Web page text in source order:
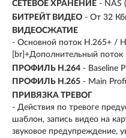
СЕТЕВОЕ ХРАНЕНИЕ - NAS
БИТРЕЙТ ВИДЕО - От 32
ВИДЕОСЖАТИЕ
- Основной поток H.265+ /
[br]+Дополнительный
ПРОФИЛЬ H.264 - Baseline
ПРОФИЛЬ H.265 - Main
ПРИВЯЗКА ТРЕВОГ
- Действия по тревоге
шаблон, запись видео на
звуковое предупреждение,